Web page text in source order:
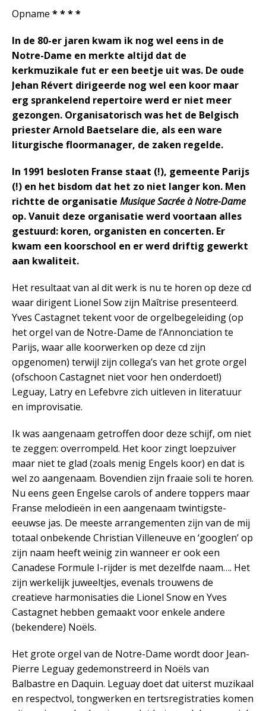
Opname * * * *
In de 80-er jaren kwam ik nog wel eens in de
Notre-Dame en merkte altijd dat de
kerkmuzikale fut er een beetje uit was. De oude
Jehan Révert dirigeerde nog wel een koor maar
erg sprankelend repertoire werd er niet meer
gezongen. Organisatorisch was het de Belgisch
priester Arnold Baetselare die, als een ware
liturgische floormanager, de zaken regelde.
In 1991 besloten Franse staat (!), gemeente Parijs
(!) en het bisdom dat het zo niet langer kon. Men
richtte de organisatie Musique Sacrée à Notre-Dame
op. Vanuit deze organisatie werd voortaan alles
gestuurd: koren, organisten en concerten. Er
kwam een koorschool en er werd driftig gewerkt
aan kwaliteit.
Het resultaat van al dit werk is nu te horen op deze cd
waar dirigent Lionel Sow zijn Maîtrise presenteerd.
Yves Castagnet tekent voor de orgelbegeleiding (op
het orgel van de Notre-Dame de l’Annonciation te
Parijs, waar alle koorwerken op deze cd zijn
opgenomen) terwijl zijn collega’s van het grote orgel
(ofschoon Castagnet niet voor hen onderdoet!)
Leguay, Latry en Lefebvre zich uitleven in literatuur
en improvisatie.
Ik was aangenaam getroffen door deze schijf, om niet
te zeggen: overrompeld. Het koor zingt loepzuiver
maar niet te glad (zoals menig Engels koor) en dat is
wel zo aangenaam. Bovendien zijn fraaie soli te horen.
Nu eens geen Engelse carols of andere toppers maar
Franse melodieën in een aangenaam twintigste-
eeuwse jas. De meeste arrangementen zijn van de mij
totaal onbekende Christian Villeneuve en ‘googlen’ op
zijn naam heeft weinig zin wanneer er ook een
Canadese Formule I-rijder is met dezelfde naam…. Het
zijn werkelijk juweeltjes, evenals trouwens de
creatieve harmonisaties die Lionel Snow en Yves
Castagnet hebben gemaakt voor enkele andere
(bekendere) Noëls.
Het grote orgel van de Notre-Dame wordt door Jean-
Pierre Leguay gedemonstreerd in Noëls van
Balbastre en Daquin. Leguay doet dat uiterst muzikaal
en respectvol, tongwerken en tertsregistraties komen